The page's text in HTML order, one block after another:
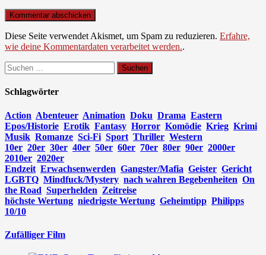
Diese Seite verwendet Akismet, um Spam zu reduzieren. Erfahre,
wie deine Kommentardaten verarbeitet werden..
Suchen
nach:
Schlagwörter
Action Abenteuer Animation Doku Drama Eastern
Epos/Historie Erotik Fantasy Horror Komödie Krieg Krimi
Musik Romanze Sci-Fi Sport Thriller Western
10er 20er 30er 40er 50er 60er 70er 80er 90er 2000er
2010er 2020er
Endzeit Erwachsenwerden Gangster/Mafia Geister Gericht
LGBTQ Mindfuck/Mystery nach wahren Begebenheiten On
the Road Superhelden Zeitreise
höchste Wertung niedrigste Wertung Geheimtipp Philipps
10/10
Zufälliger Film